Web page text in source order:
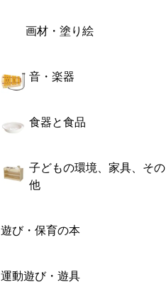
画材・塗り絵
音・楽器
食器と食品
子どもの環境、家具、その
他
遊び・保育の本
運動遊び・遊具